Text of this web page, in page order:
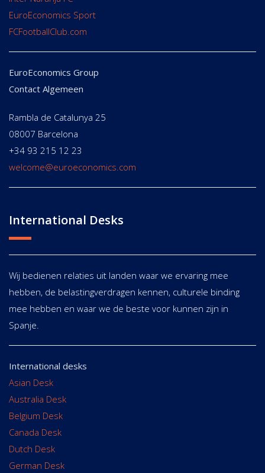
EuroEconomics Sport
FCFootballClub.com
EuroEconomics Group
Contact Algemeen
Rambla de Catalunya 25
08007 Barcelona
+34 93 215 12 23
welcome@euroeconomics.com
International Desks
Wij bedienen relaties uit landen waar we ervaring mee
hebben, de belastingverdragen kennen, culturele binding
mee hebben en waar we de beste voor kunnen zijn in
Spanje.
International desks
Asian Desk
Australia Desk
Belgium Desk
Canada Desk
Dutch Desk
German Desk